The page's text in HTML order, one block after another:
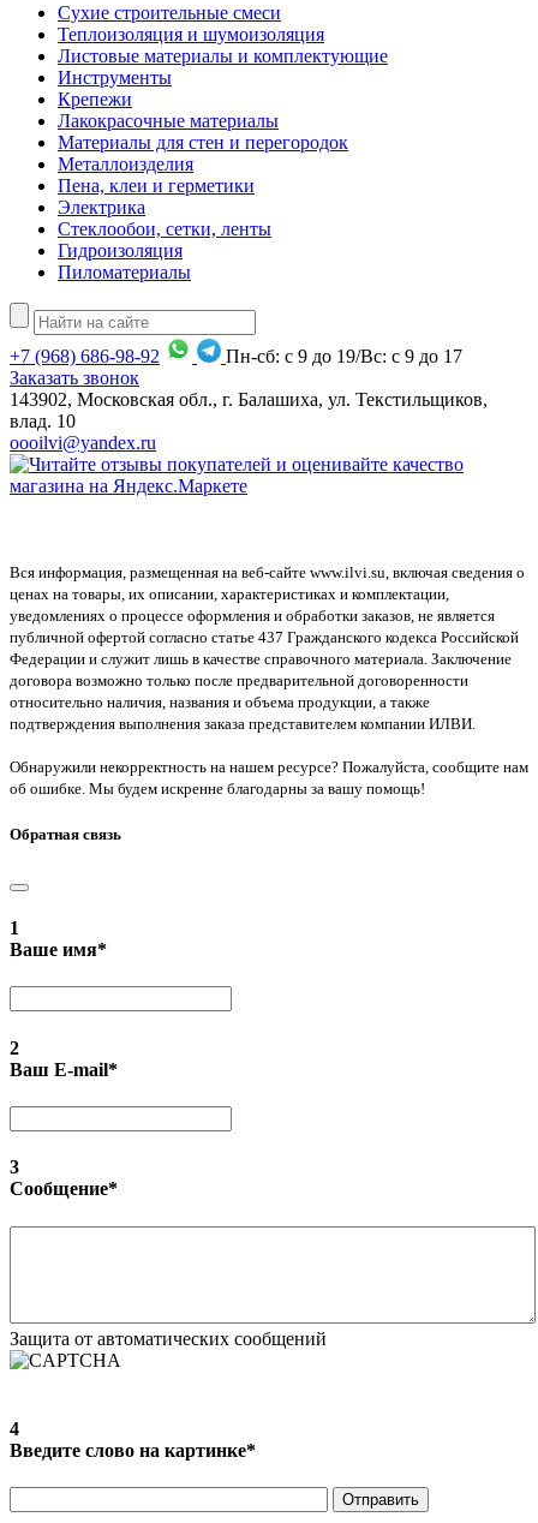
Сухие строительные смеси
Теплоизоляция и шумоизоляция
Листовые материалы и комплектующие
Инструменты
Крепежи
Лакокрасочные материалы
Материалы для стен и перегородок
Металлоизделия
Пена, клеи и герметики
Электрика
Стеклообои, сетки, ленты
Гидроизоляция
Пиломатериалы
+7 (968) 686-98-92
Пн-сб: с 9 до 19/Вс: с 9 до 17
Заказать звонок
143902, Московская обл., г. Балашиха, ул. Текстильщиков,
влад. 10
oooilvi@yandex.ru
Вся информация, размещенная на веб-сайте www.ilvi.su, включая сведения о
ценах на товары, их описании, характеристиках и комплектации,
уведомлениях о процессе оформления и обработки заказов, не является
публичной офертой согласно статье 437 Гражданского кодекса Российской
Федерации и служит лишь в качестве справочного материала. Заключение
договора возможно только после предварительной договоренности
относительно наличия, названия и объема продукции, а также
подтверждения выполнения заказа представителем компании ИЛВИ.
Обнаружили некорректность на нашем ресурсе? Пожалуйста, сообщите нам
об ошибке. Мы будем искренне благодарны за вашу помощь!
Обратная связь
1
Ваше имя*
2
Ваш E-mail*
3
Сообщение*
Защита от автоматических сообщений
4
Введите слово на картинке*